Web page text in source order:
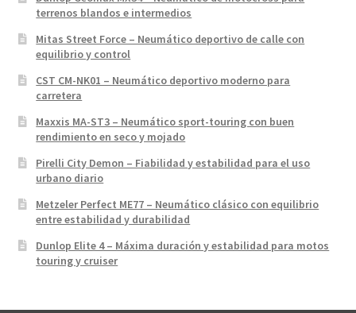
terrenos blandos e intermedios
Mitas Street Force – Neumático deportivo de calle con
equilibrio y control
CST CM-NK01 – Neumático deportivo moderno para
carretera
Maxxis MA-ST3 – Neumático sport-touring con buen
rendimiento en seco y mojado
Pirelli City Demon – Fiabilidad y estabilidad para el uso
urbano diario
Metzeler Perfect ME77 – Neumático clásico con equilibrio
entre estabilidad y durabilidad
Dunlop Elite 4 – Máxima duración y estabilidad para motos
touring y cruiser